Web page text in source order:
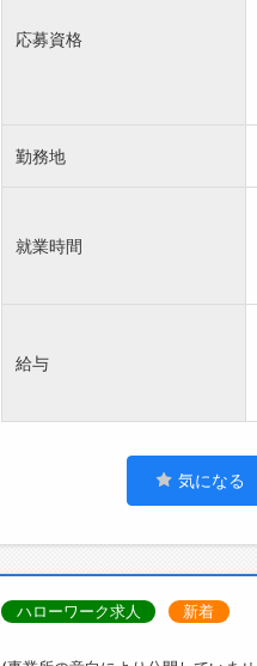
応募資格
勤務地
就業時間
給与
気になる
ハローワーク求人 新着